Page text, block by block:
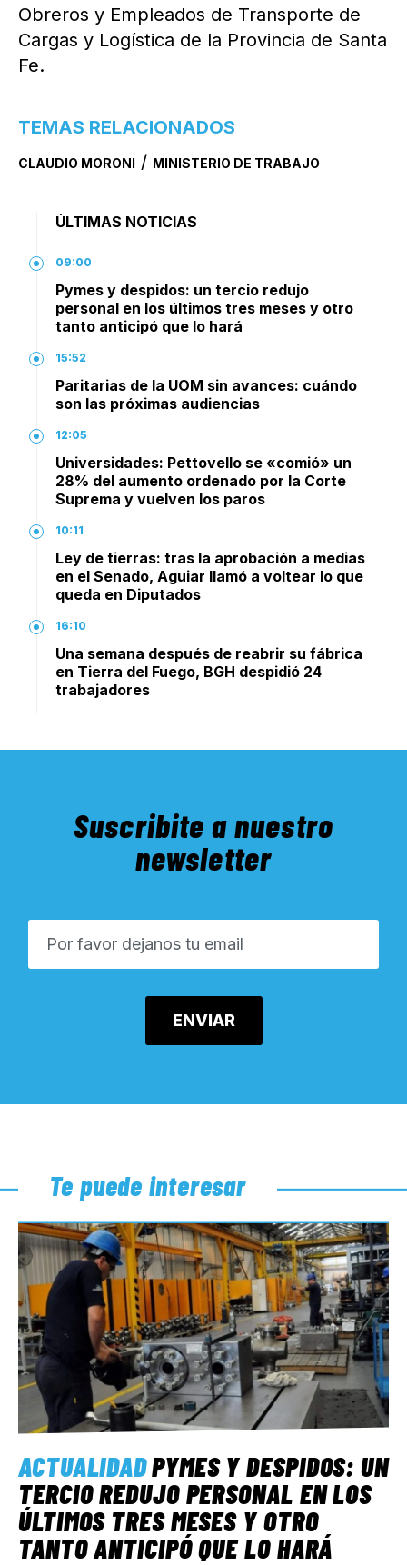
Obreros y Empleados de Transporte de
Cargas y Logística de la Provincia de Santa
Fe.
TEMAS RELACIONADOS
CLAUDIO MORONI / MINISTERIO DE TRABAJO
ÚLTIMAS NOTICIAS
09:00
Pymes y despidos: un tercio redujo
personal en los últimos tres meses y otro
tanto anticipó que lo hará
15:52
Paritarias de la UOM sin avances: cuándo
son las próximas audiencias
12:05
Universidades: Pettovello se «comió» un
28% del aumento ordenado por la Corte
Suprema y vuelven los paros
10:11
Ley de tierras: tras la aprobación a medias
en el Senado, Aguiar llamó a voltear lo que
queda en Diputados
16:10
Una semana después de reabrir su fábrica
en Tierra del Fuego, BGH despidió 24
trabajadores
Suscribite a nuestro
newsletter
Te puede interesar
ACTUALIDADPYMES Y DESPIDOS: UN
TERCIO REDUJO PERSONAL EN LOS
ÚLTIMOS TRES MESES Y OTRO
TANTO ANTICIPÓ QUE LO HARÁ